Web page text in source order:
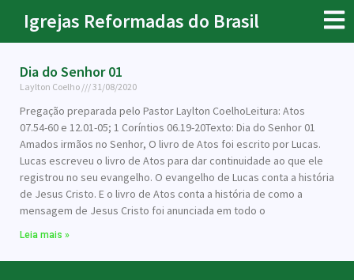
Igrejas Reformadas do Brasil
Dia do Senhor 01
Laylton Coelho 31/08/2020
Pregação preparada pelo Pastor Laylton CoelhoLeitura: Atos
07.54-60 e 12.01-05; 1 Coríntios 06.19-20Texto: Dia do Senhor 01
Amados irmãos no Senhor, O livro de Atos foi escrito por Lucas.
Lucas escreveu o livro de Atos para dar continuidade ao que ele
registrou no seu evangelho. O evangelho de Lucas conta a história
de Jesus Cristo. E o livro de Atos conta a história de como a
mensagem de Jesus Cristo foi anunciada em todo o
Leia mais »